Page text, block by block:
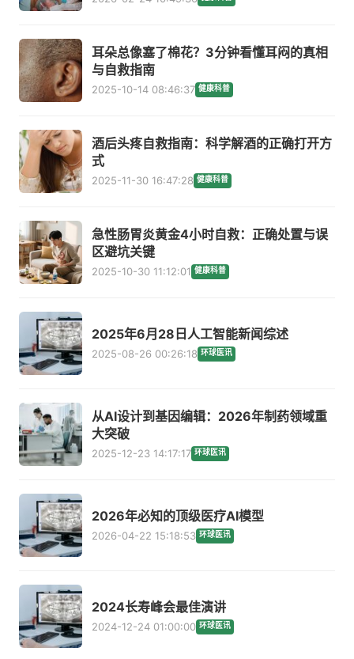
耳朵总像塞了棉花？3分钟看懂耳闷的真相
与自救指南
2025-10-14 08:46:37 健康科普
酒后头疼自救指南：科学解酒的正确打开方
式
2025-11-30 16:47:28 健康科普
急性肠胃炎黄金4小时自救：正确处置与误
区避坑关键
2025-10-30 11:12:01 健康科普
2025年6月28日人工智能新闻综述
2025-08-26 00:26:18 环球医讯
从AI设计到基因编辑：2026年制药领域重
大突破
2025-12-23 14:17:17 环球医讯
2026年必知的顶级医疗AI模型
2026-04-22 15:18:53 环球医讯
2024长寿峰会最佳演讲
2024-12-24 01:00:00 环球医讯